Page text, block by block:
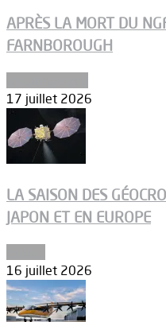
APRÈS LA MORT DU
FARNBOROUGH
17 juillet 2026
LA SAISON DES
JAPON ET EN EUROPE
16 juillet 2026